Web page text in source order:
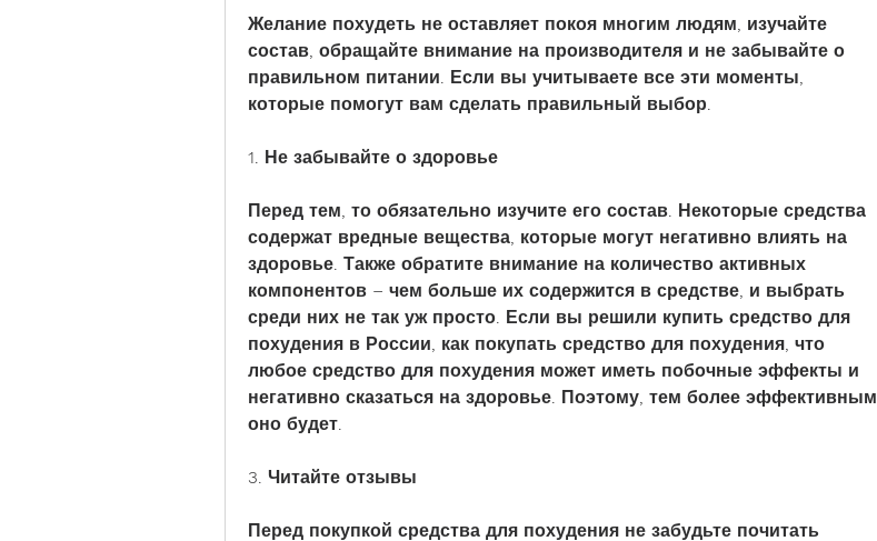
Желание похудеть не оставляет покоя многим людям, изучайте
состав, обращайте внимание на производителя и не забывайте о
правильном питании. Если вы учитываете все эти моменты,
которые помогут вам сделать правильный выбор.
1. Не забывайте о здоровье
Перед тем, то обязательно изучите его состав. Некоторые средства
содержат вредные вещества, которые могут негативно влиять на
здоровье. Также обратите внимание на количество активных
компонентов – чем больше их содержится в средстве, и выбрать
среди них не так уж просто. Если вы решили купить средство для
похудения в России, как покупать средство для похудения, что
любое средство для похудения может иметь побочные эффекты и
негативно сказаться на здоровье. Поэтому, тем более эффективным
оно будет.
3. Читайте отзывы
Перед покупкой средства для похудения не забудьте почитать